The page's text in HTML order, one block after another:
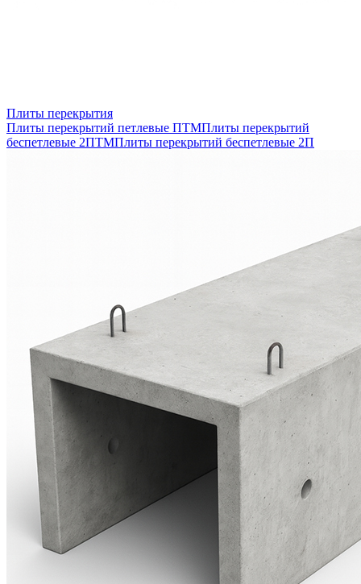
Плиты перекрытия
Плиты перекрытий петлевые ПТМПлиты перекрытий
беспетлевые 2ПТМПлиты перекрытий беспетлевые 2П